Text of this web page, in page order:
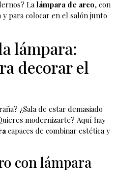
la solución ideal para quien
Lalámpara de arco
para colocar en el salón junto
lámpara:
decorar el
modernizarte? Aquí hay
capaces de combinar estética y